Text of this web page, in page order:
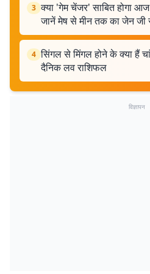
3 क्या 'गेम चेंजर' साबित होगा
जानें मेष से मीन तक का जेन जी
4 सिंगल से मिंगल होने के क्या हैं
दैनिक लव राशिफल
विज्ञापन